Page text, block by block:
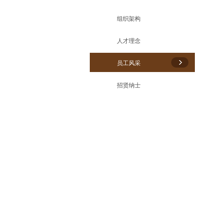
组织架构
人才理念
员工风采
招贤纳士